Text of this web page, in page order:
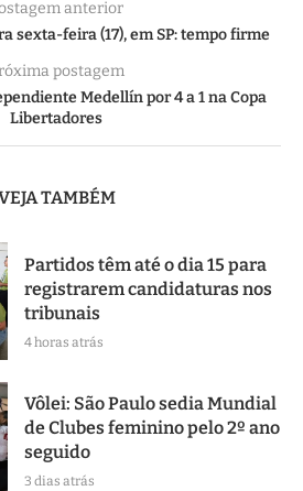
anterior
sexta-feira (17), em SP: tempo firme
postagem
Medellín por 4 a 1 na Copa
Libertadores
TAMBÉM
Partidos têm até o dia 15 para
registrarem candidaturas nos
tribunais
4 horas atrás
Vôlei: São Paulo sedia Mundial
de Clubes feminino pelo 2º ano
seguido
3 dias atrás